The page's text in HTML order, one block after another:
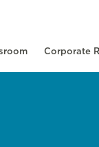
Corporate